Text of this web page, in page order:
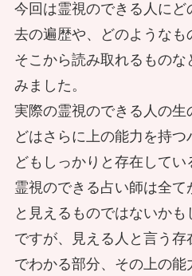
事故がもたらす能力
への道のり～
今回は霊視のできる人にど
去の遍歴や、どのようなも
そこから読み取れるものな
みました。
実際の霊視のできる人の生
どはさらに上の能力を持
どもしっかりと存在してい
霊視のできる占い師は全て
と見えるものではないかも
ですが、見える人と言う
でわかる部分、その上の